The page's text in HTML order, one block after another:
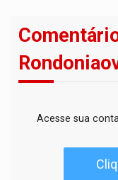
Acesse sua